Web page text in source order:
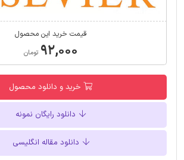
قیمت خرید این محصول
۹۲,۰۰۰ تومان
خرید و دانلود محصول
دانلود رایگان نمونه
دانلود مقاله انگلیسی